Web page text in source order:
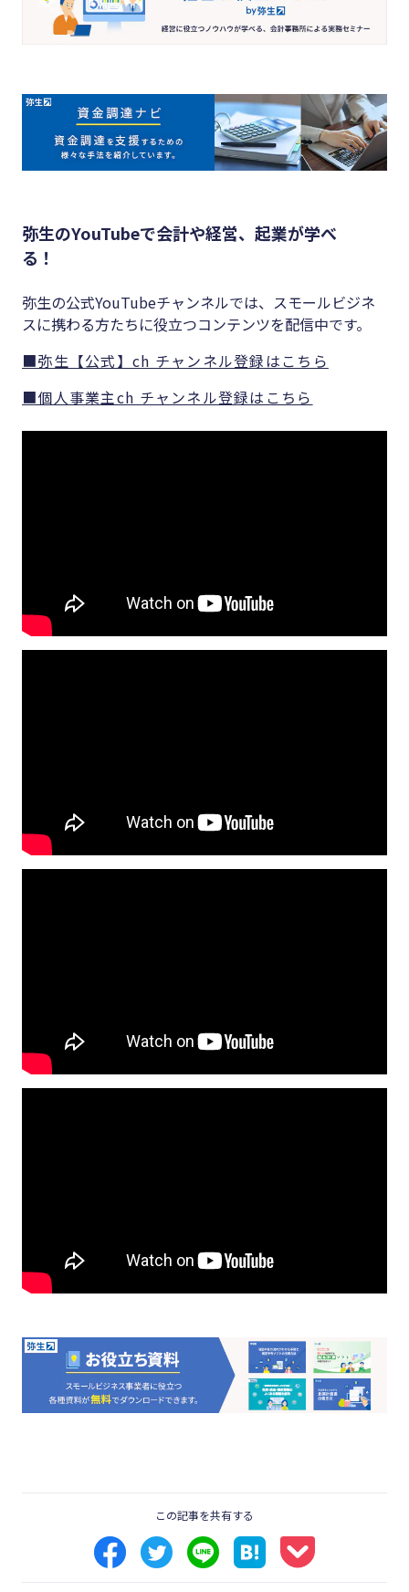
弥生のYouTubeで会計や経営、起業が学べ
る！
弥生の公式YouTubeチャンネルでは、スモールビジネ
スに携わる方たちに役立つコンテンツを配信中です。
■弥生【公式】ch チャンネル登録はこちら
■個人事業主ch チャンネル登録はこちら
この記事を共有する